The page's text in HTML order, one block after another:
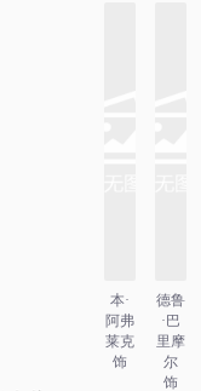
本·
阿弗
莱克
饰
德鲁
·巴
里摩
尔
饰